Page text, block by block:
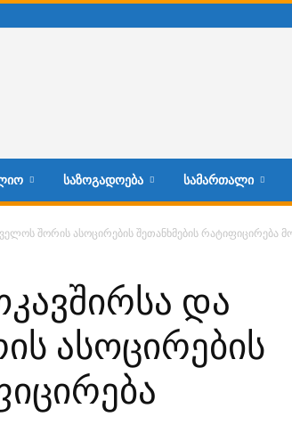
ᲡᲐᲖᲝᲒᲐᲓᲝᲔᲑᲐ ᲡᲐᲛᲐᲠᲗᲐᲚᲘ
შორის ასოცირების შეთანხმების რატიფიცირება
და
ასოცირების